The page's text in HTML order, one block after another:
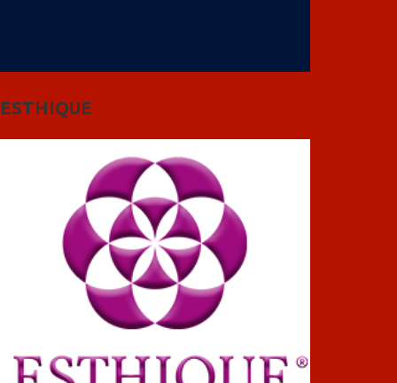
ESTHIQUE